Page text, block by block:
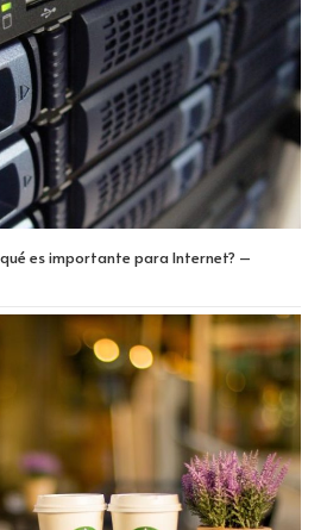
es importante para Internet? –